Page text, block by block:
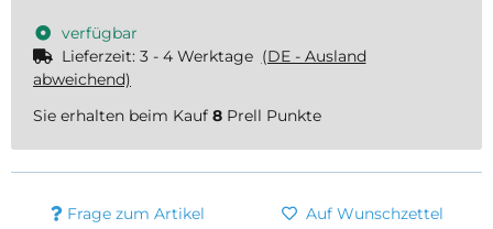
verfügbar
Lieferzeit: 3 - 4 Werktage (DE - Ausland
abweichend)
Sie erhalten beim Kauf 8 Prell Punkte
Frage zum Artikel Auf Wunschzettel